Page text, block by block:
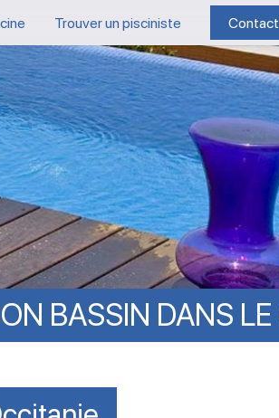
Trouver un pisciniste Contact
BASSIN DANS LE